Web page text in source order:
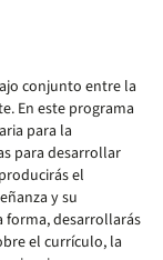
conjunto entre la
En este programa
para la
para desarrollar
el
y su
forma, desarrollarás
el currículo, la